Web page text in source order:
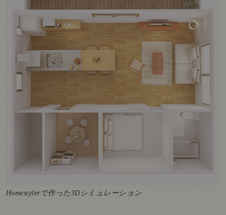
Homestylerで作った3Dシミュレーション